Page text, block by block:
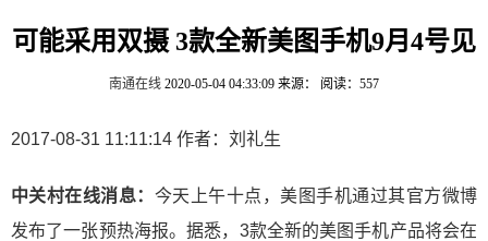
可能采用双摄 3款全新美图手机9月4号见
南通在线 2020-05-04 04:33:09 来源： 阅读：557
2017-08-31 11:11:14 作者：刘礼生
中关村在线消息： 今天上午十点，美图手机通过其官方微博
发布了一张预热海报。据悉，3款全新的美图手机产品将会在